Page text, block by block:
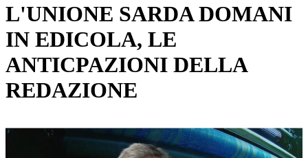
L'UNIONE SARDA DOMANI
IN EDICOLA, LE
ANTICPAZIONI DELLA
REDAZIONE